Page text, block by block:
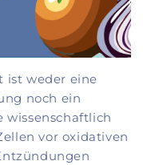
ist weder eine
noch ein
wissenschaftlich
vor oxidativen